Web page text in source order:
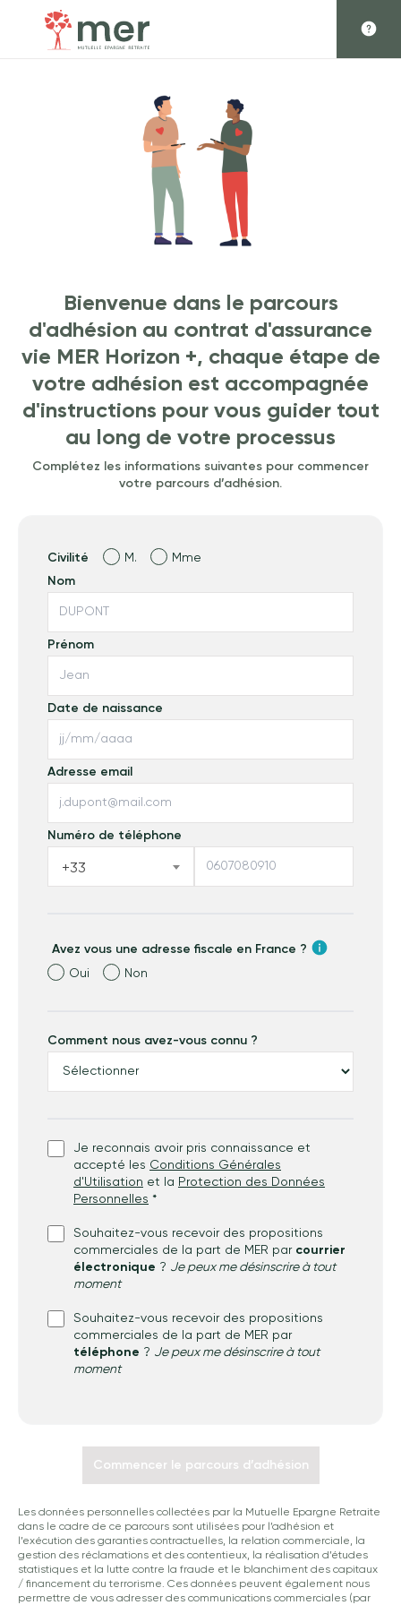
Bienvenue dans le parcours
d'adhésion au contrat d'assurance
vie MER Horizon +, chaque étape de
votre adhésion est accompagnée
d'instructions pour vous guider tout
au long de votre processus
Complétez les informations suivantes pour commencer
votre parcours d’adhésion.
Civilité M.
Mme
Nom
Prénom
Date de naissance
Adresse email
Numéro de téléphone
+33
Avez vous une adresse fiscale en France ?
Oui
Non
Comment nous avez-vous connu ?
Je reconnais avoir pris connaissance et
accepté les Conditions Générales
d'Utilisation et la Protection des Données
Personnelles *
Souhaitez-vous recevoir des propositions
commerciales de la part de MER par courrier
électronique ? Je peux me désinscrire à tout
moment
Souhaitez-vous recevoir des propositions
commerciales de la part de MER par
téléphone ? Je peux me désinscrire à tout
moment
Commencer le parcours d’adhésion
Les données personnelles collectées par la Mutuelle Epargne Retraite
dans le cadre de ce parcours sont utilisées pour l’adhésion et
l’exécution des garanties contractuelles, la relation commerciale, la
gestion des réclamations et des contentieux, la réalisation d’études
statistiques et la lutte contre la fraude et le blanchiment des capitaux
/ financement du terrorisme. Ces données peuvent également nous
permettre de vous adresser des communications commerciales (par